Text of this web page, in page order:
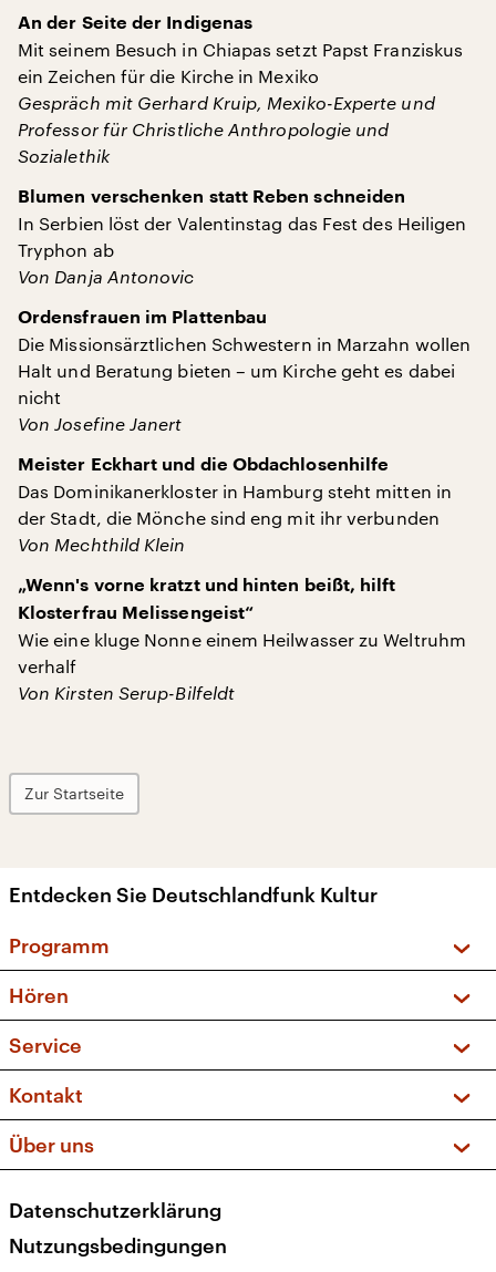
An der Seite der Indigenas
Mit seinem Besuch in Chiapas setzt Papst Franziskus
ein Zeichen für die Kirche in Mexiko
Gespräch mit Gerhard Kruip, Mexiko-Experte und
Professor für Christliche Anthropologie und
Sozialethik
Blumen verschenken statt Reben schneiden
In Serbien löst der Valentinstag das Fest des Heiligen
Tryphon ab
Von Danja Antonovic
Ordensfrauen im Plattenbau
Die Missionsärztlichen Schwestern in Marzahn wollen
Halt und Beratung bieten – um Kirche geht es dabei
nicht
Von Josefine Janert
Meister Eckhart und die Obdachlosenhilfe
Das Dominikanerkloster in Hamburg steht mitten in
der Stadt, die Mönche sind eng mit ihr verbunden
Von Mechthild Klein
„Wenn's vorne kratzt und hinten beißt, hilft
Klosterfrau Melissengeist“
Wie eine kluge Nonne einem Heilwasser zu Weltruhm
verhalf
Von Kirsten Serup-Bilfeldt
Zur Startseite
Entdecken Sie Deutschlandfunk Kultur
Programm
Sendungen und Podcasts
Musikliste
Kakadu – Das Kinderprogramm
Hören
Frequenzen (UKW + DAB+)
Service
FAQ
Apps
Newsletter
Veranstaltungen
Kontakt
Social Media
Über uns
Presse
Karriere
Datenschutzerklärung
Nutzungsbedingungen